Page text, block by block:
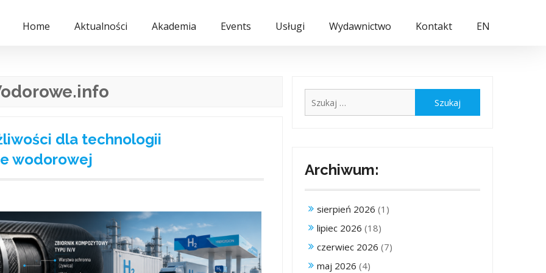
Home Aktualności Akademia Events Usługi Wydawnictwo Kontakt EN
dla technologii
wodorowej
Archiwum:
sierpień 2026 (1)
lipiec 2026 (18)
czerwiec 2026 (7)
maj 2026 (4)